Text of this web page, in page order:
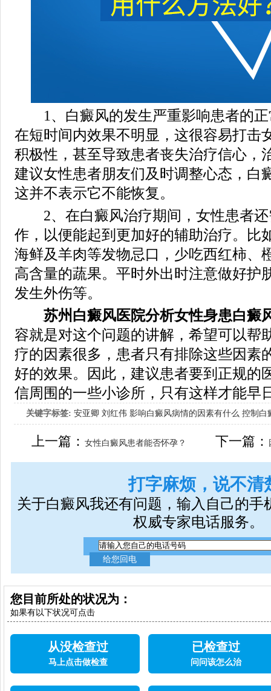
1、白癜风的发生严重影响患者的正
在短时间内效果不明显，这很容易打击
积极性，甚至导致患者丧失治疗信心，
建议女性患者朋友们及时调整心态，白
这并不表示它不能恢复。
2、在白癜风治疗期间，女性患者还
作，以便能起到更加好的辅助治疗。比
海鲜及羊肉等发物忌口，少吃西红柿、
高含量的蔬果。平时外出时注意做好护
发生外伤等。
苏州白癜风医院分析女性身患白癜
容就是对这个问题的讲解，希望可以帮
疗的因素很多，患者只有排除这些因素
好的效果。因此，建议患者要到正规的
信周围的一些小诊所，只有这样才能早
关键字标签: 安亚卿 刘红伟 影响白癜风病情的因素有什么 控制白
女生应该如何治疗呢
上一篇：女性白癜风患者能否怀孕？ 下一篇：
打字麻烦，说不清
关于白癜风我还有问题，输入自己的手
权威专家电话服务。
您目前所处的状况为：
如果有以下状况可点击
从没检查过
马上点击做检查
已检查过
问问该怎么治